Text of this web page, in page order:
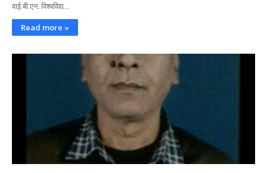
वाई.बी.एन. विश्वविद्य…
Read more »